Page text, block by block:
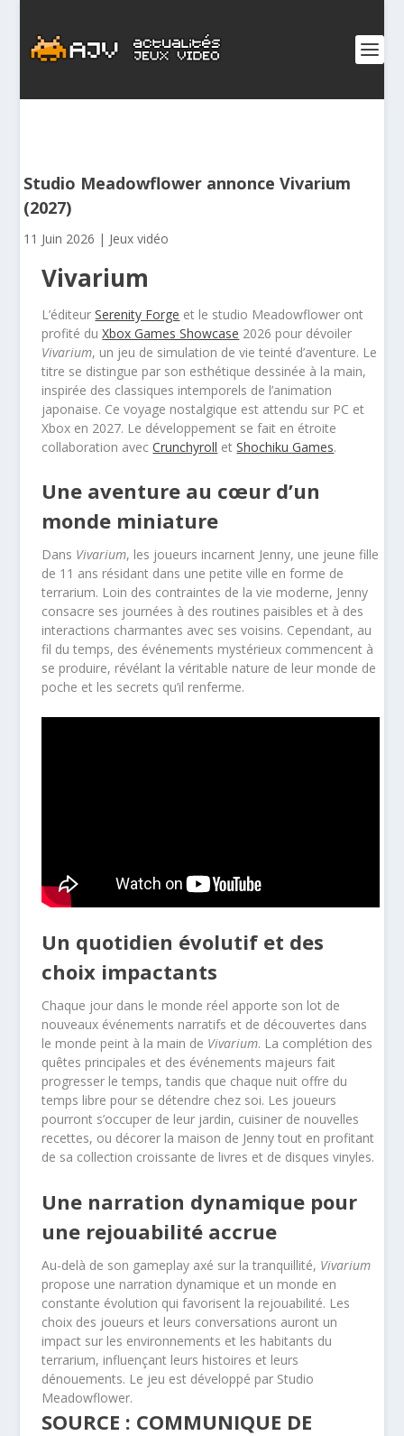
Studio Meadowflower annonce Vivarium
(2027)
11 Juin 2026 | Jeux vidéo
Vivarium
L’éditeurSerenity Forge et le studio Meadowflower ont
profité duXbox Games Showcase 2026 pour dévoiler
Vivarium, un jeu de simulation de vie teinté d’aventure. Le
titre se distingue par son esthétique dessinée à la main,
inspirée des classiques intemporels de l’animation
japonaise. Ce voyage nostalgique est attendu sur PC et
Xbox en 2027. Le développement se fait en étroite
collaboration avecCrunchyroll etShochiku Games.
Une aventure au cœur d’un
monde miniature
Dans Vivarium, les joueurs incarnent Jenny, une jeune fille
de 11 ans résidant dans une petite ville en forme de
terrarium. Loin des contraintes de la vie moderne, Jenny
consacre ses journées à des routines paisibles et à des
interactions charmantes avec ses voisins. Cependant, au
fil du temps, des événements mystérieux commencent à
se produire, révélant la véritable nature de leur monde de
poche et les secrets qu’il renferme.
Un quotidien évolutif et des
choix impactants
Chaque jour dans le monde réel apporte son lot de
nouveaux événements narratifs et de découvertes dans
le monde peint à la main de Vivarium. La complétion des
quêtes principales et des événements majeurs fait
progresser le temps, tandis que chaque nuit offre du
temps libre pour se détendre chez soi. Les joueurs
pourront s’occuper de leur jardin, cuisiner de nouvelles
recettes, ou décorer la maison de Jenny tout en profitant
de sa collection croissante de livres et de disques vinyles.
Une narration dynamique pour
une rejouabilité accrue
Au-delà de son gameplay axé sur la tranquillité, Vivarium
propose une narration dynamique et un monde en
constante évolution qui favorisent la rejouabilité. Les
choix des joueurs et leurs conversations auront un
impact sur les environnements et les habitants du
terrarium, influençant leurs histoires et leurs
dénouements. Le jeu est développé par Studio
Meadowflower.
SOURCE : COMMUNIQUE DE